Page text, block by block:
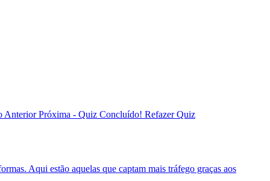
Anterior Próxima - Quiz Concluído! Refazer Quiz
Aqui estão aquelas que captam mais tráfego graças aos